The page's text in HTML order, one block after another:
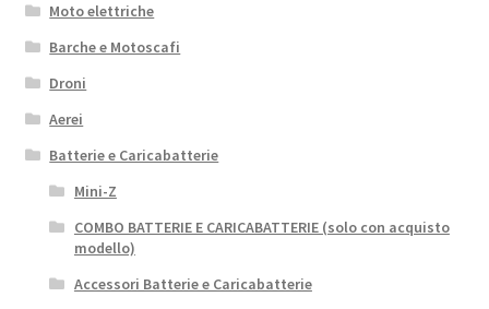
Moto elettriche
Barche e Motoscafi
Droni
Aerei
Batterie e Caricabatterie
Mini-Z
COMBO BATTERIE E CARICABATTERIE (solo con acquisto
modello)
Accessori Batterie e Caricabatterie